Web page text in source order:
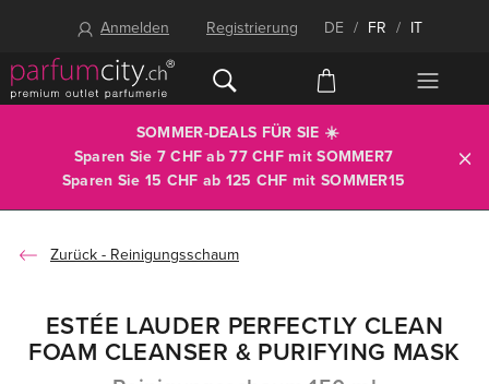
Anmelden Registrierung DE / FR / IT
SOMMER-DEALS FÜR SIE ☀️
Sparen Sie 7 CHF ab 77 CHF mitSOMMER7
Sparen Sie 15 CHF ab 125 CHF mit SOMMER15
Reinigungsschaum
ESTÉE LAUDER PERFECTLY CLEAN
FOAM CLEANSER & PURIFYING MASK